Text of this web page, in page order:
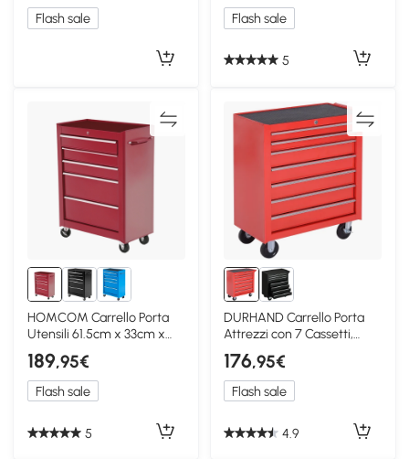
Flash sale Flash sale
5
HOMCOM Carrello Porta
Utensili 61.5cm x 33cm x
82.5cm rosso
189,95€
Flash sale
5
DURHAND Carrello Porta
Attrezzi con 7 Cassetti,
Ruote, Rosso
176,95€
Flash sale
4.9